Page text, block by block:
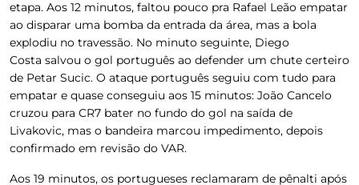
etapa. Aos 12 minutos, faltou pouco pra Rafael Leão empatar
ao disparar uma bomba da entrada da área, mas a bola
explodiu no travessão. No minuto seguinte, Diego
Costa salvou o gol português ao defender um chute certeiro
de Petar Sucic. O ataque português seguiu com tudo para
empatar e quase conseguiu aos 15 minutos: João Cancelo
cruzou para CR7 bater no fundo do gol na saída de
Livakovic, mas o bandeira marcou impedimento, depois
confirmado em revisão do VAR.
Aos 19 minutos, os portugueses reclamaram de pênalti após